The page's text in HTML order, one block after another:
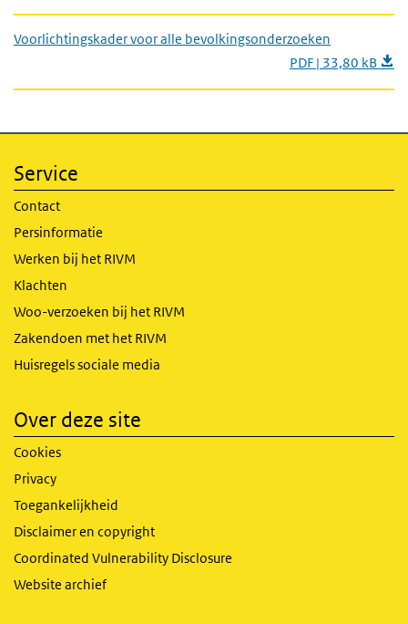
Voorlichtingskader voor alle bevolkingsonderzoeken
PDF | 33,80 kB
Service
Contact
Persinformatie
Werken bij het RIVM
Klachten
Woo-verzoeken bij het RIVM
Zakendoen met het RIVM
Huisregels sociale media
Over deze site
Cookies
Privacy
Toegankelijkheid
Disclaimer en copyright
Coordinated Vulnerability Disclosure
Website archief